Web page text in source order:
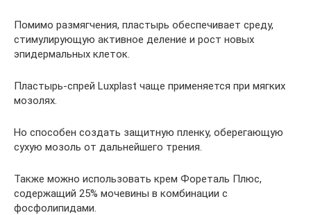
Помимо размягчения, пластырь обеспечивает среду,
стимулирующую активное деление и рост новых
эпидермальных клеток.
Пластырь-спрей Luxplast чаще применяется при мягких
мозолях.
Но способен создать защитную пленку, оберегающую
сухую мозоль от дальнейшего трения.
Также можно использовать крем Фореталь Плюс,
содержащий 25% мочевины в комбинации с
фосфолипидами.